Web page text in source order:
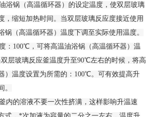
浴锅（高温循环器）的设定温度，使双层玻璃
，缩短加热时间。当双层玻璃反应度接近使用
锅（高温循环器）温度下调至实际使用温度。
：100℃，可将高温油浴锅（高温循环器）温
层玻璃反应釜温度升至90℃左右的时候，将高
）温度设置为所需的：100℃。可有效提高升
。
内的溶液不要一次性挤满，这样影响升温速